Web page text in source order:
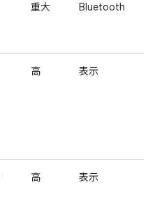
重大 Bluetooth
高 表示
高 表示